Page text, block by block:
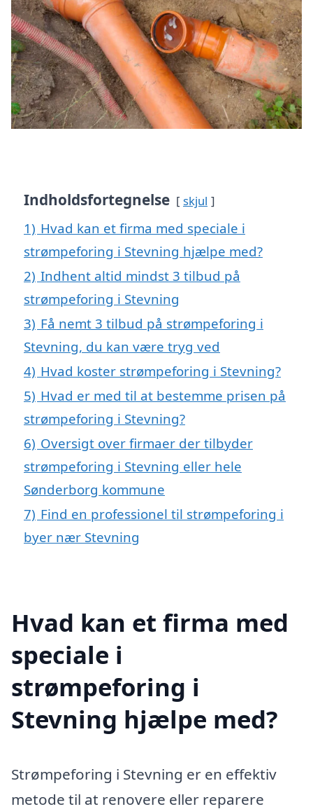
Indholdsfortegnelse skjul
1) Hvad kan et firma med speciale i
strømpeforing i Stevning hjælpe med?
2) Indhent altid mindst 3 tilbud på
strømpeforing i Stevning
3) Få nemt 3 tilbud på strømpeforing i
Stevning, du kan være tryg ved
4) Hvad koster strømpeforing i Stevning?
5) Hvad er med til at bestemme prisen på
strømpeforing i Stevning?
6) Oversigt over firmaer der tilbyder
strømpeforing i Stevning eller hele
Sønderborg kommune
7) Find en professionel til strømpeforing i
byer nær Stevning
Hvad kan et firma med
speciale i
strømpeforing i
Stevning hjælpe med?
Strømpeforing i Stevning er en effektiv
metode til at renovere eller reparere